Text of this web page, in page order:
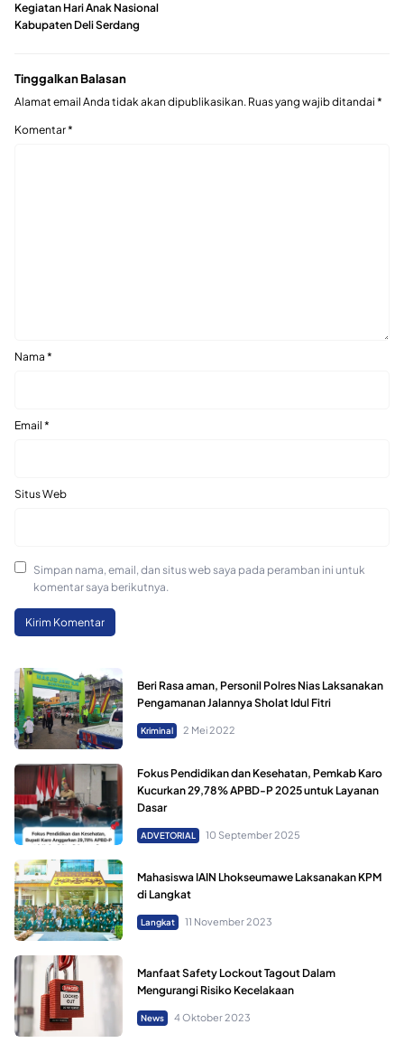
Kegiatan Hari Anak Nasional
Kabupaten Deli Serdang
Tinggalkan Balasan
Alamat email Anda tidak akan dipublikasikan. Ruas yang wajib ditandai *
Komentar*
Nama *
Email *
Situs Web
Simpan nama, email, dan situs web saya pada peramban ini untuk
komentar saya berikutnya.
Beri Rasa aman, Personil Polres Nias Laksanakan
Pengamanan Jalannya Sholat Idul Fitri
Kriminal 2 Mei 2022
Fokus Pendidikan dan Kesehatan, Pemkab Karo
Kucurkan 29,78% APBD-P 2025 untuk Layanan
Dasar
ADVETORIAL 10 September 2025
Mahasiswa IAIN Lhokseumawe Laksanakan KPM
di Langkat
Langkat 11 November 2023
Manfaat Safety Lockout Tagout Dalam
Mengurangi Risiko Kecelakaan
News 4 Oktober 2023